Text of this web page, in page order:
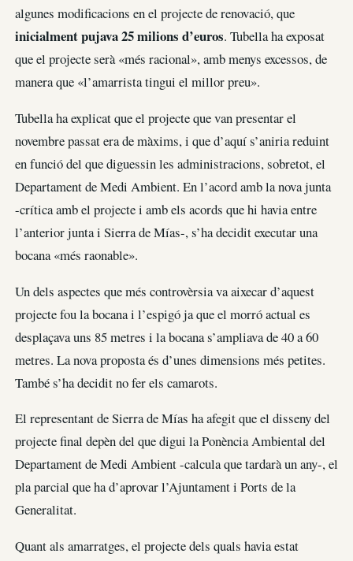
algunes modificacions en el projecte de renovació, que
inicialment pujava 25 milions d’euros. Tubella ha exposat
que el projecte serà «més racional», amb menys excessos, de
manera que «l’amarrista tingui el millor preu».
Tubella ha explicat que el projecte que van presentar el
novembre passat era de màxims, i que d’aquí s’aniria reduint
en funció del que diguessin les administracions, sobretot, el
Departament de Medi Ambient. En l’acord amb la nova junta
-crítica amb el projecte i amb els acords que hi havia entre
l’anterior junta i Sierra de Mías-, s’ha decidit executar una
bocana «més raonable».
Un dels aspectes que més controvèrsia va aixecar d’aquest
projecte fou la bocana i l’espigó ja que el morró actual es
desplaçava uns 85 metres i la bocana s’ampliava de 40 a 60
metres. La nova proposta és d’unes dimensions més petites.
També s’ha decidit no fer els camarots.
El representant de Sierra de Mías ha afegit que el disseny del
projecte final depèn del que digui la Ponència Ambiental del
Departament de Medi Ambient -calcula que tardarà un any-, el
pla parcial que ha d’aprovar l’Ajuntament i Ports de la
Generalitat.
Quant als amarratges, el projecte dels quals havia estat